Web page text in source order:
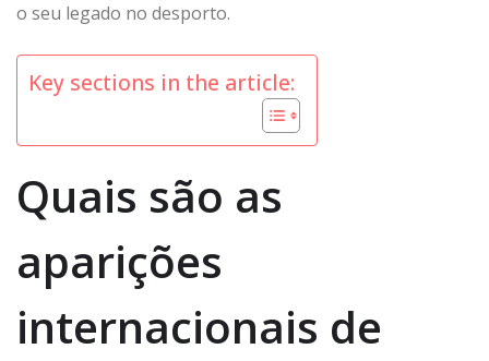
o seu legado no desporto.
Key sections in the article:
Quais são as
aparições
internacionais de